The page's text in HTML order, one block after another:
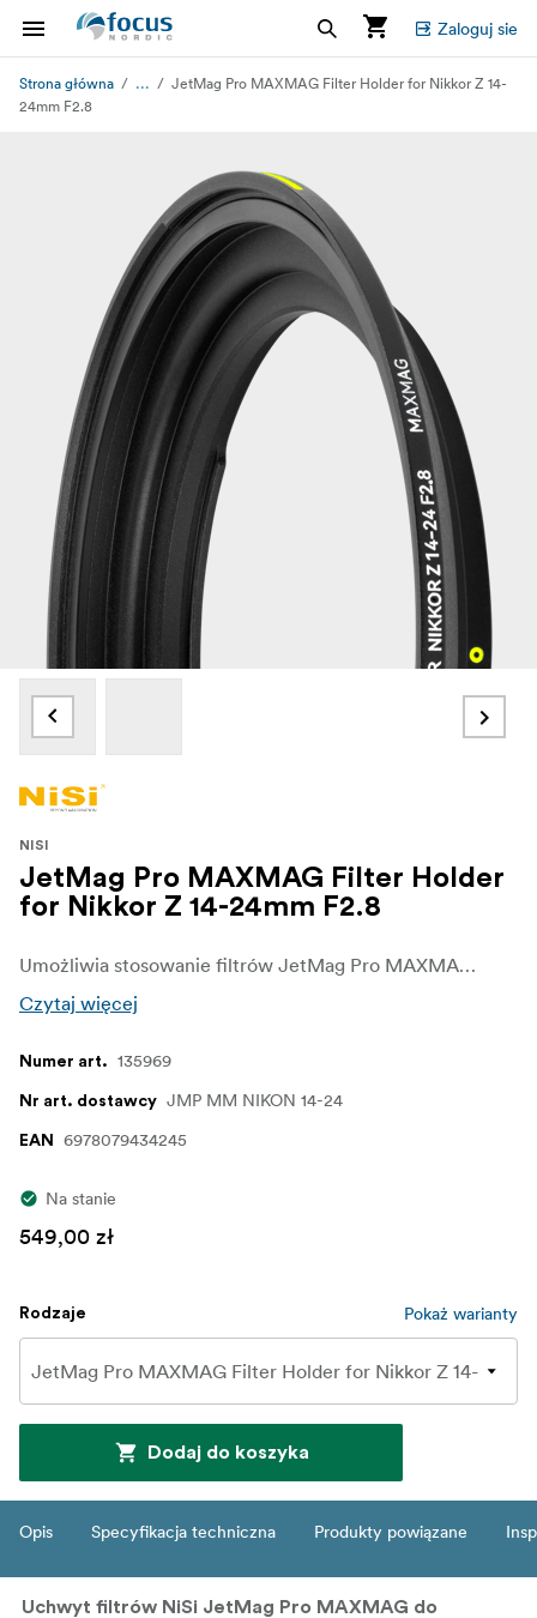
Zaloguj sie
Strona główna ...
JetMag Pro MAXMAG Filter Holder for Nikkor Z 14-
24mm F2.8
NISI
JetMag Pro MAXMAG Filter Holder
for Nikkor Z 14-24mm F2.8
Umożliwia stosowanie filtrów JetMag Pro MAXMAG na obiektywie Nikkor Z 14–24 mm F2.8 S, który nie posiada przedniego gwintu na filtr. Zaprojektowany z myślą o ultrakompaktowej konstrukcji, zapewnia czyste krawędzie nawet w przypadku obiektywów ultraszerokokątnych.
Czytaj więcej
Numer art. 135969
Nr art. dostawcy JMP MM NIKON 14-24
EAN 6978079434245
Na stanie
549,00 zł
Rodzaje Pokaż warianty
Dodaj do koszyka
Opis Specyfikacja techniczna Produkty powiązane
Uchwyt filtrów NiSi JetMag Pro MAXMAG do